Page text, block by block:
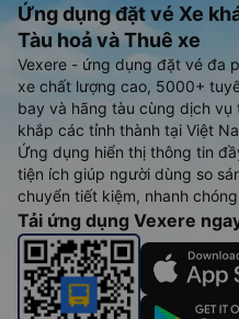
Ứng dụng đặt vé Xe
Tàu hoả và Thuê xe
Vexere - ứng dụng đặt vé đa
xe chất lượng cao, 5000+
bay và hãng tàu cùng dịch vụ
khắp các tỉnh thành tại Việt
Ứng dụng hiển thị thông tin
tiện ích giúp người dùng so
chuyển tiết kiệm, nhanh
Tải ứng dụng Vexere